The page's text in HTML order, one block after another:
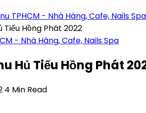
TPHCM - Nhà Hàng, Cafe, Nails Spa
- Nhà Hàng, Cafe, Nails Spa
Hủ Tiếu Hồng Phát
4 Min Read